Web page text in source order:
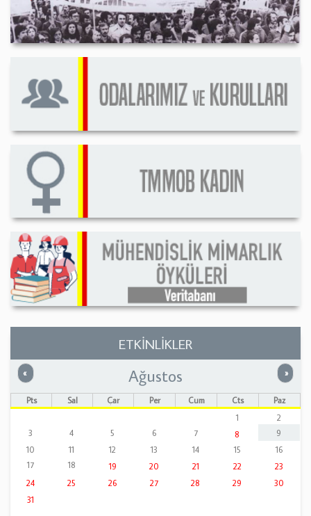
ETKİNLİKLER
« Önceki »
Ağustos
Pts Sal Çar Per Cum Cts
Paz
1
2
3
4 5 6 7 8
9
10
11 12 13 14 15
16
17
18 19 20 21 22
23
24
25 26 27 28 29
30
31